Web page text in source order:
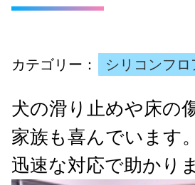
カテゴリー： シリコンフ
犬の滑り止めや床の
家族も喜んでいます。
迅速な対応で助かり